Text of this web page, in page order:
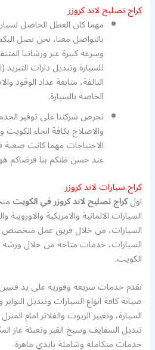
كراج تصليح لاند كروزر
مهما كان العطل الحاصل
بالتواصل معنا، نحن نصل
وسرعة كبيرة عبر ورشاتنا
للسيارة وتبديل دارات التبريد
التالفة، متابعة عداد الوقود
الخاصة بالسيارة.
تحرص شركتنا على توفير
والاصلاح بكافة انحاء الكويت
الاحتياجات مهما كانت
عند حسن ظنكم بنا فرضاكم
كراج سيارات لاند كروزر
اولكراج تصليح لاند كروزر في الكويت
السيارات الالمانية والامريكية والاوروبية
السيارات، من خلال فريق عمل متخصص
السيارات، خدمات متاحة من خلال
الكويت.
نقدم خدمات سريعة وفورية على يد
صيانة كافة انواع السيارات وتبديل
السيارة، وتغيير الزيوت والفلاتر امام
تبديل السفايف وسيخ القير وتعبئة غاز
خدمات متكاملة وشاملة بايدي ماهرة.